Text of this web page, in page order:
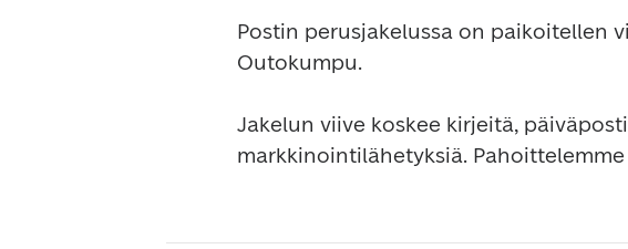
Postin perusjakelussa on paikoitellen
Outokumpu.
Jakelun viive koskee kirjeitä,
markkinointilähetyksiä.